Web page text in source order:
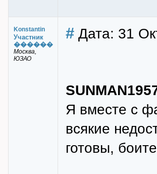
Konstantin
Участник
������
Москва,
ЮЗАО
# Дата: 31
Я вместе с
всякие
готовы,